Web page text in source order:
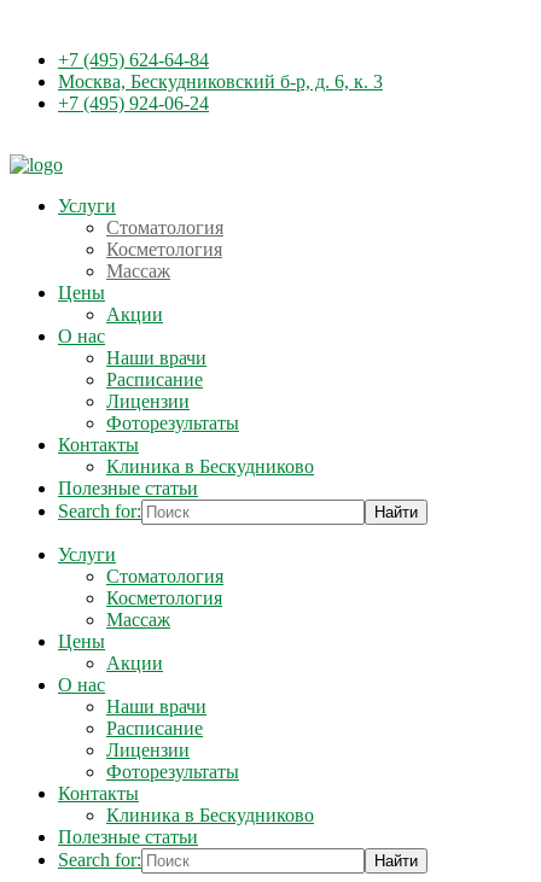
+7 (495) 624-64-84
Москва, Бескудниковский б-р, д. 6, к. 3
+7 (495) 924-06-24
Услуги
Стоматология
Косметология
Массаж
Цены
Акции
О нас
Наши врачи
Расписание
Лицензии
Фоторезультаты
Контакты
Клиника в Бескудниково
Полезные статьи
Search for:
Услуги
Стоматология
Косметология
Массаж
Цены
Акции
О нас
Наши врачи
Расписание
Лицензии
Фоторезультаты
Контакты
Клиника в Бескудниково
Полезные статьи
Search for: